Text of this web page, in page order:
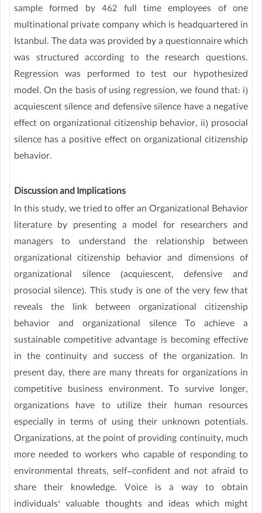
sample formed by 462 full time employees of one
multinational private company which is headquartered in
Istanbul. The data was provided by a questionnaire which
was structured according to the research questions.
Regression was performed to test our hypothesized
model. On the basis of using regression, we found that: i)
acquiescent silence and defensive silence have a negative
effect on organizational citizenship behavior, ii) prosocial
silence has a positive effect on organizational citizenship
behavior.
Discussion and Implications
In this study, we tried to offer an Organizational Behavior
literature by presenting a model for researchers and
managers to understand the relationship between
organizational citizenship behavior and dimensions of
organizational silence (acquiescent, defensive and
prosocial silence). This study is one of the very few that
reveals the link between organizational citizenship
behavior and organizational silence To achieve a
sustainable competitive advantage is becoming effective
in the continuity and success of the organization. In
present day, there are many threats for organizations in
competitive business environment. To survive longer,
organizations have to utilize their human resources
especially in terms of using their unknown potentials.
Organizations, at the point of providing continuity, much
more needed to workers who capable of responding to
environmental threats, self-confident and not afraid to
share their knowledge. Voice is a way to obtain
individuals’ valuable thoughts and ideas which might